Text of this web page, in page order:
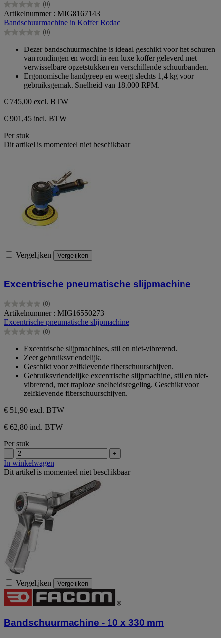
(0)
0.0
van
de
5
Artikelnummer : MIG8167143
Bandschuurmachine in Koffer Rodac
(0)
0.0
sterren.
Dezer bandschuurmachine is ideaal geschikt voor het schuren
van rondingen en wordt in een luxe koffer geleverd met
verwisselbare opzetstukken en verschillende schuurbanden.
Ergonomische handgreep en weegt slechts 1,4 kg voor
gebruiksgemak. Snelheid van 18.000 RPM.
€ 745,00 excl. BTW
€ 901,45 incl. BTW
Per stuk
Dit artikel is momenteel niet beschikbaar
Vergelijken Vergelijken
Excentrische pneumatische slijpmachine
(0)
0.0
van
de
5
Artikelnummer : MIG16550273
Excentrische pneumatische slijpmachine
(0)
0.0
sterren.
Excentrische slijpmachines, stil en niet-vibrerend.
Zeer gebruiksvriendelijk.
Geschikt voor zelfklevende fiberschuurschijven.
Gebruiksvriendelijke excentrische slijpmachine, stil en niet-
vibrerend, met traploze snelheidsregeling. Geschikt voor
zelfklevende fiberschuurschijven.
€ 51,90 excl. BTW
€ 62,80 incl. BTW
Per stuk
- +
In winkelwagen
Dit artikel is momenteel niet beschikbaar
Vergelijken Vergelijken
Bandschuurmachine - 10 x 330 mm